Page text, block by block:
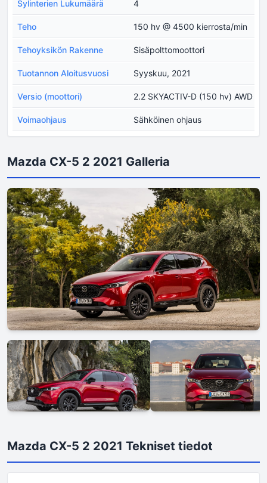
Sylinterien Lukumäärä 4
Teho 150 hv @ 4500 kierrosta/min
Tehoyksikön Rakenne Sisäpolttomoottori
Tuotannon Aloitusvuosi Syyskuu, 2021
Versio (moottori) 2.2 SKYACTIV-D (150 hv) AWD
Voimaohjaus Sähköinen ohjaus
Mazda CX-5 2 2021 Galleria
Mazda CX-5 2 2021 Tekniset tiedot